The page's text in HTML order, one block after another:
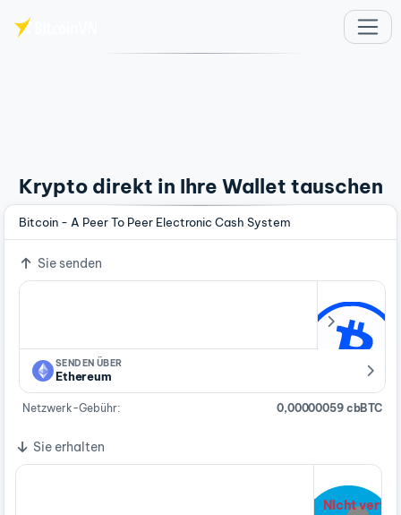
Krypto direkt in Ihre Wallet tauschen
Bitcoin - A Peer To Peer Electronic Cash System
Sie senden
SENDEN ÜBER
Ethereum
Netzwerk-Gebühr: 0,00000059 cbBTC
Sie erhalten
Nicht